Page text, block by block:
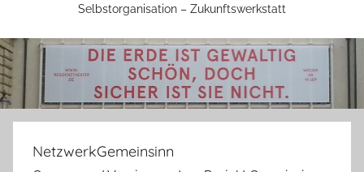
Selbstorganisation – Zukunftswerkstatt
NetzwerkGemeinsinn